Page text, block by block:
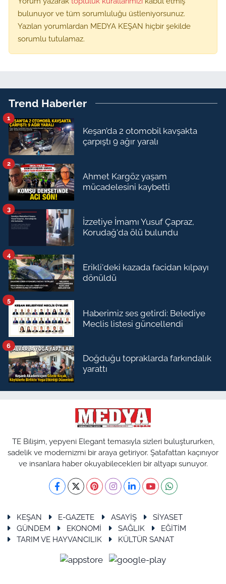
bulunuyor ve tüm sorumluluğu üstleniyorsunuz.
Yazılan yorumlardan MEDYA KEŞAN hiçbir şekilde
sorumlu tutulamaz.
Trend Haberler
Keşan’da 2 otomobil kavşakta
çarpıştı 9 ağır yaralı
1
Ahmet Kargöz yaşam
mücadelesini kaybetti
2
İzzetiye İmamı Yusuf Çapraz,
Korudağ'da ölü bulundu
3
Erikli'deki kazada facidan kılpayı
dönüldü
4
Haberimiz ses getirdi: Belediye
Meclis listesi güncellendi
5
Doğduğu topraklarda farkındalık
yarattı
6
TE Bilişim, yepyeni Elegant temasıyla sizleri buluştururken,
sadelik ve modernizmi bir araya getiriyor. Şatafattan kaçınıyor
ve insanlara haber okuyabilecekleri bir altyapı sunuyor.
KEŞAN E-GAZETE ASAYİŞ
SİYASET
GÜNDEM
EKONOMİ SAĞLIK
EĞİTİM
TARIM VE HAYVANCILIK
KÜLTÜR SANAT